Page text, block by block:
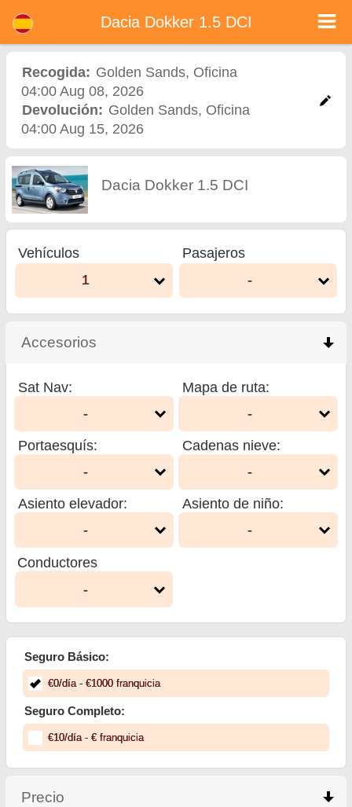
riesgo (sin exceso), kilometraje ilimitado, asientos para niños gratis, conductores adicionales gratis, precios más bajos de alquiler
de coches garantizados.
Dacia Dokker 1.5 DCI
Recogida: Golden Sands, Oficina
04:00 Aug 08, 2026
Devolución: Golden Sands, Oficina
04:00 Aug 15, 2026
Dacia Dokker 1.5 DCI
Vehículos
1
Pasajeros
-
Accesorios
Sat Nav:
-
Mapa de ruta:
-
Portaesquís:
-
Cadenas nieve:
-
Asiento elevador:
-
Asiento de niño:
-
Conductores
-
Seguro Básico:
€0/día- €1000franquicia
Seguro Completo:
€10/día- €franquicia
Precio